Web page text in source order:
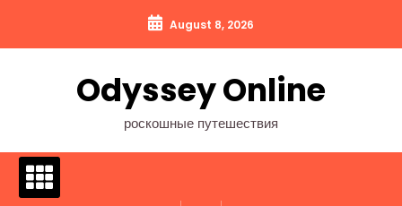
содержимому
August 8, 2026
Odyssey Online
роскошные путешествия